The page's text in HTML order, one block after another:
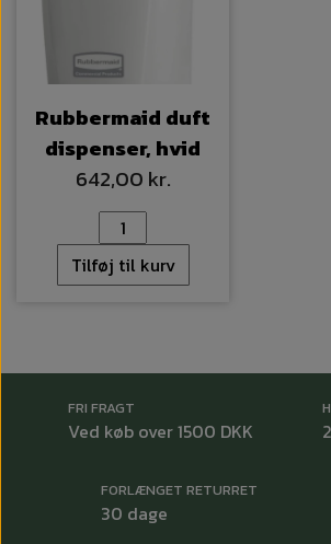
Rubbermaid duft
dispenser, hvid
642,00 kr.
Tilføj til kurv
FRI FRAGT
Ved køb over 1500 DKK
FORLÆNGET RETURRET
30 dage